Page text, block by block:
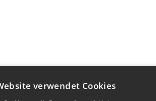
verwendet Cookies